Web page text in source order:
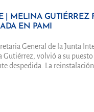
| MELINA GUTIÉRREZ
EN PAMI
General de la Junta
Gutiérrez, volvió a su puesto
despedida. La reinstalación